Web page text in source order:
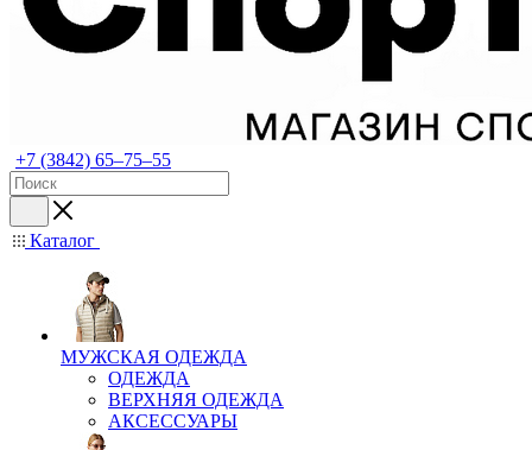
+7 (3842) 65–75–55
Каталог
МУЖСКАЯ ОДЕЖДА
ОДЕЖДА
ВЕРХНЯЯ ОДЕЖДА
АКСЕССУАРЫ